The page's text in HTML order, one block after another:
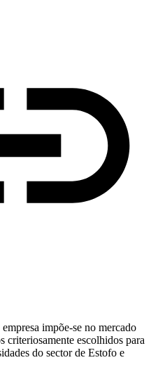
impõe-se no mercado
criteriosamente escolhidos para
do sector de Estofo e